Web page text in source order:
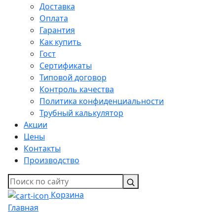
Доставка
Оплата
Гарантия
Как купить
Гост
Сертификаты
Типовой договор
Контроль качества
Политика конфиденциальности
Трубный калькулятор
Акции
Цены
Контакты
Производство
Корзина
Главная